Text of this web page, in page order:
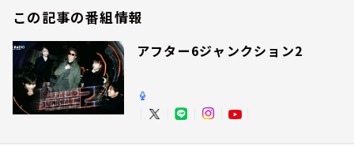
この記事の番組情報
アフター6ジャンクション2